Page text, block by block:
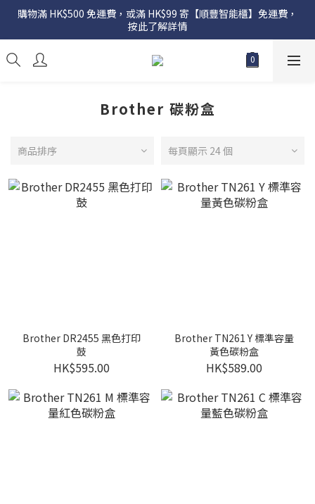
購物滿 HK$500 免運費，或滿 HK$99 寄【順豐智能櫃】免運費，
按此了解詳情
Brother 碳粉盒
商品排序 每頁顯示 24 個
Brother DR2455 黑色打印
鼓
HK$595.00
Brother TN261 Y 標準容量
黃色碳粉盒
HK$589.00